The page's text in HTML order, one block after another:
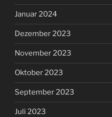
Januar 2024
Dezember 2023
November 2023
Oktober 2023
September 2023
Juli 2023